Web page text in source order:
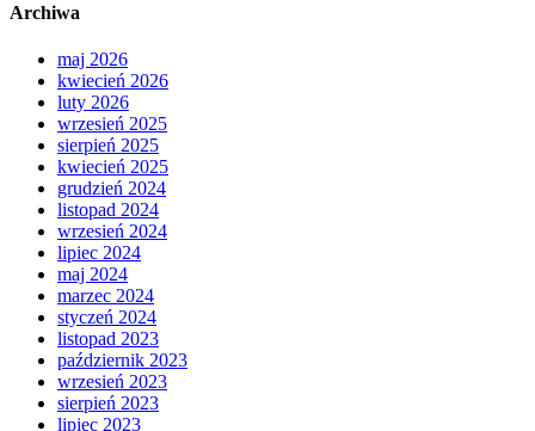
Archiwa
maj 2026
kwiecień 2026
luty 2026
wrzesień 2025
sierpień 2025
kwiecień 2025
grudzień 2024
listopad 2024
wrzesień 2024
lipiec 2024
maj 2024
marzec 2024
styczeń 2024
listopad 2023
październik 2023
wrzesień 2023
sierpień 2023
lipiec 2023